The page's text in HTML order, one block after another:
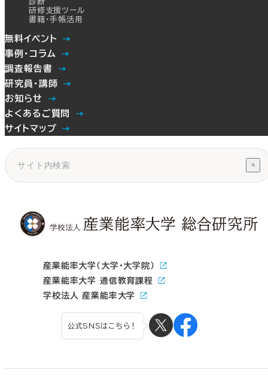
研修支援ツール
書籍・手帳活用
無料イベント
事例・コラム
調査報告書
研究員・講師
お知らせ
よくあるご質問
サイトマップ
産業能率大学（大学・大学院）
産業能率大学 通信教育課程
学校法人 産業能率大学
公式SNSはこちら！